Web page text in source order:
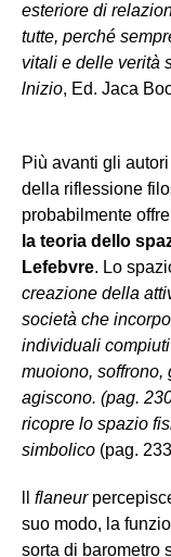
esteriore di
tutte, perché
vitali e delle verità
lnizio, Ed. Jaca
Più avanti gli
della riflessione
probabilmente
la teoria dello
Lefebvre. Lo
creazione della
società che
individuali
muoiono, soffrono,
agiscono. (pag.
ricopre lo spazio
simbolico (pag.
flaneur
suo modo, la
sorta di barometro